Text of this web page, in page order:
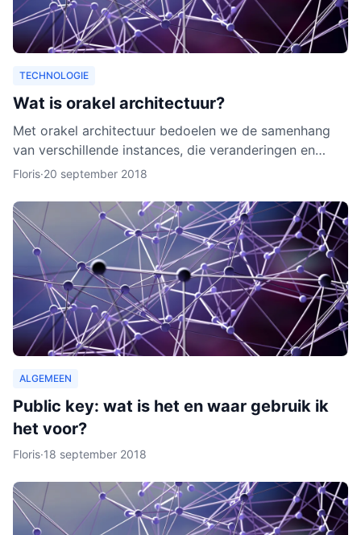
TECHNOLOGIE
Wat is orakel architectuur?
Met orakel architectuur bedoelen we de samenhang
van verschillende instances, die veranderingen en
activiteiten in het netwerk noteren. Een orakel is erg
Floris·20 september 2018
ALGEMEEN
Public key: wat is het en waar gebruik ik
het voor?
Floris·18 september 2018